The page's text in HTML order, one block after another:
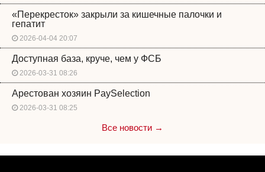
«Перекресток» закрыли за кишечные палочки и
гепатит
2026-04-04 20:07
Доступная база, круче, чем у ФСБ
2026-03-31 08:26
Арестован хозяин PaySelection
2026-03-31 08:25
Все новости →